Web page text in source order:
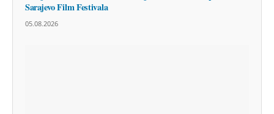
Sarajevo Film Festivala
05.08.2026